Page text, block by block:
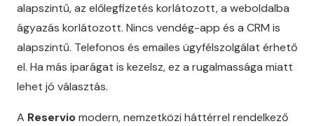
alapszintű, az előlegfizetés korlátozott, a weboldalba
ágyazás korlátozott. Nincs vendég-app és a CRM is
alapszintű. Telefonos és emailes ügyfélszolgálat érhető
el. Ha más iparágat is kezelsz, ez a rugalmassága miatt
lehet jó választás.
A Reserviomodern, nemzetközi háttérrel rendelkező